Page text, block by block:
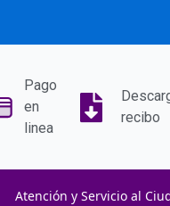
Pago
en
linea
recibo
Atención y Servicio al